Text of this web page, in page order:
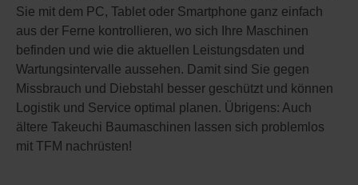
Sie mit dem PC, Tablet oder Smartphone ganz einfach
aus der Ferne kontrollieren, wo sich Ihre Maschinen
befinden und wie die aktuellen Leistungsdaten und
Wartungsintervalle aussehen. Damit sind Sie gegen
Missbrauch und Diebstahl besser geschützt und können
Logistik und Service optimal planen. Übrigens: Auch
ältere Takeuchi Baumaschinen lassen sich problemlos
mit TFM nachrüsten!